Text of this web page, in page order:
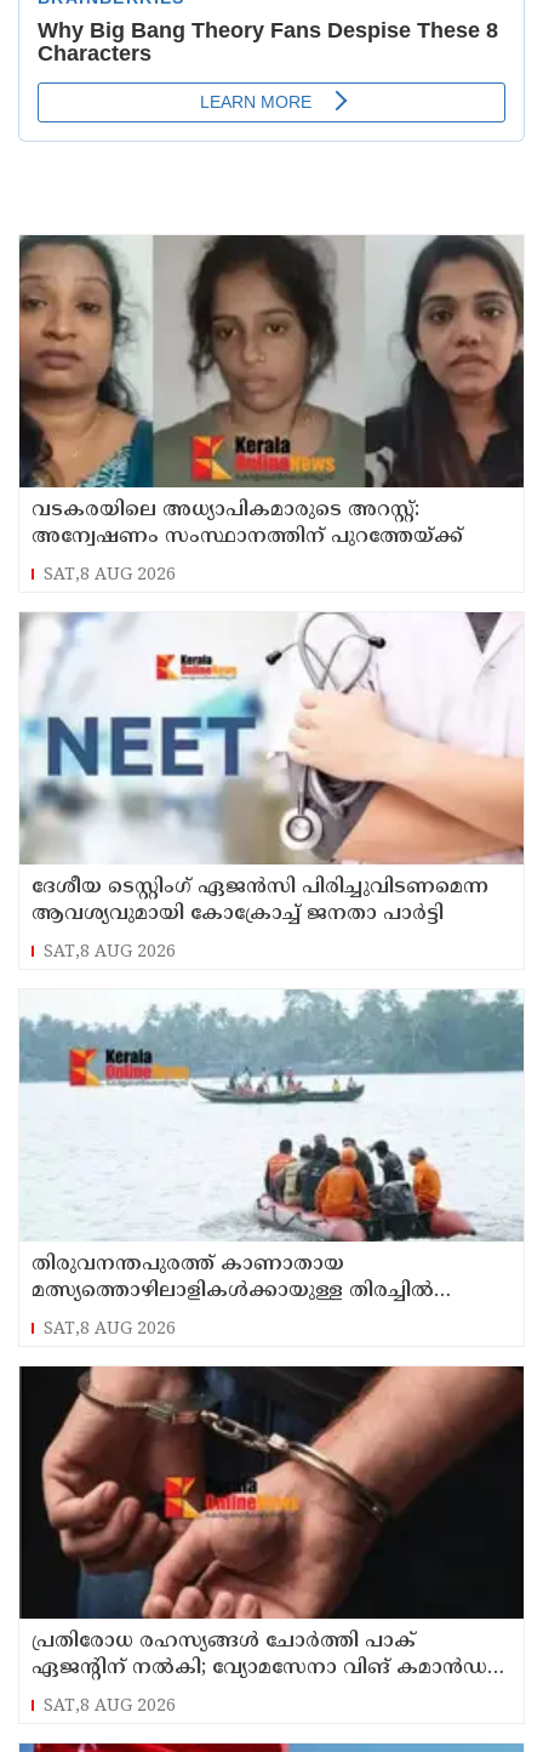
വടകരയിലെ അധ്യാപികമാരുടെ അറസ്റ്റ്:
അന്വേഷണം സംസ്ഥാനത്തിന് പുറത്തേയ്ക്ക്
SAT,8 AUG 2026
ദേശീയ ടെസ്റ്റിംഗ് ഏജന്‍സി പിരിച്ചുവിടണമെന്ന
ആവശ്യവുമായി കോക്രോച്ച് ജനതാ പാര്‍ട്ടി
SAT,8 AUG 2026
തിരുവനന്തപുരത്ത് കാണാതായ
മത്സ്യത്തൊഴിലാളികള്‍ക്കായുള്ള തിരച്ചില്‍
പുലര്‍ച്ചെ തുടങ്ങി
SAT,8 AUG 2026
പ്രതിരോധ രഹസ്യങ്ങള്‍ ചോര്‍ത്തി പാക്
ഏജന്റിന് നല്‍കി; വ്യോമസേനാ വിങ് കമാന്‍ഡര്‍
അറസ്റ്റില്‍
SAT,8 AUG 2026